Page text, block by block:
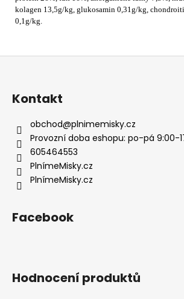
kolagen 13,5g/kg, glukosamin 0,31g/kg,
0,1g/kg.
Z
Kontakt
obchod@plnimemisky.cz
Provozní doba eshopu: po-pá 9:00-
605464553
PlnímeMisky.cz
PlnímeMisky.cz
Facebook
Hodnocení produktů